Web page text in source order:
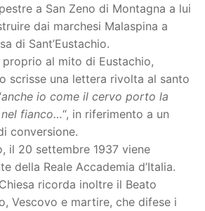
a San Zeno di Montagna a lui
dai marchesi Malaspina a
di Sant’Eustachio.
al mito di Eustachio,
scrisse una lettera rivolta al santo
anche io come il cervo porto la
fianco…“, in riferimento a un
conversione.
il 20 settembre 1937 viene
della Reale Accademia d’Italia.
ricorda inoltre il Beato
Vescovo e martire, che difese i